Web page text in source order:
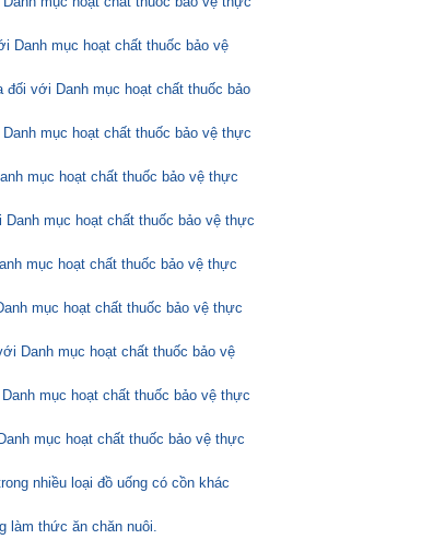
Danh mục hoạt chất thuốc bảo vệ
với Danh mục hoạt chất thuốc bảo
mục hoạt chất thuốc bảo vệ thực
mục hoạt chất thuốc bảo vệ thực
mục hoạt chất thuốc bảo vệ thực
mục hoạt chất thuốc bảo vệ thực
mục hoạt chất thuốc bảo vệ thực
Danh mục hoạt chất thuốc bảo vệ
mục hoạt chất thuốc bảo vệ thực
mục hoạt chất thuốc bảo vệ thực
nhiều loại đồ uống có cồn khác
làm thức ăn chăn nuôi.